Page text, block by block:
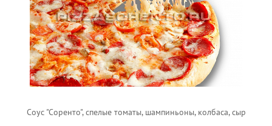
Соус "Соренто", спелые томаты, шампиньоны, колбаса, сыр